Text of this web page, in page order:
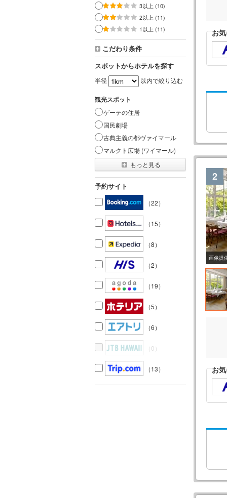
お
2
画像提
お
3以上 (10)
2以上 (11)
1以上 (11)
こだわり条件
スポットからホテルを探す
半径 以内で絞り込む
観光スポット
ゲーテの住居
国民劇場
古典主義の都ヴァイマール
マルクト広場 (ワイマール)
もっと見る
予約サイト
（22）
（15）
（8）
（2）
（19）
（5）
（6）
（0）
（13）